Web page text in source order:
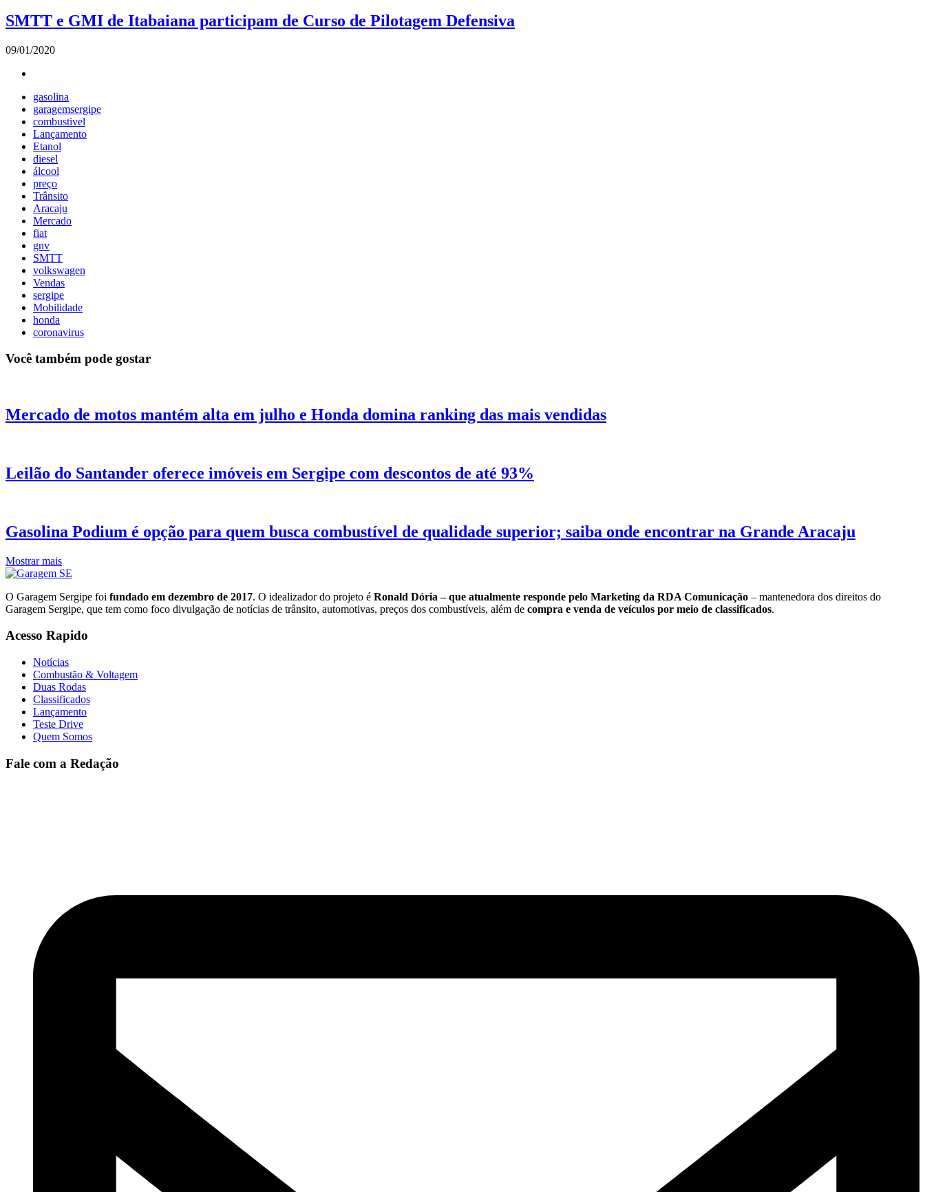
SMTT e GMI de Itabaiana participam de Curso de Pilotagem Defensiva
09/01/2020
gasolina
garagemsergipe
combustivel
Lançamento
Etanol
diesel
álcool
preço
Trânsito
Aracaju
Mercado
fiat
gnv
SMTT
volkswagen
Vendas
sergipe
Mobilidade
honda
coronavirus
Você também pode gostar
Mercado de motos mantém alta em julho e Honda domina ranking das mais vendidas
Leilão do Santander oferece imóveis em Sergipe com descontos de até 93%
Gasolina Podium é opção para quem busca combustível de qualidade superior; saiba onde encontrar na Grande Aracaju
Mostrar mais
O Garagem Sergipe foi fundado em dezembro de 2017. O idealizador do projeto é Ronald Dória – que atualmente responde pelo Marketing da RDA Comunicação – mantenedora dos direitos do
Garagem Sergipe, que tem como foco divulgação de notícias de trânsito, automotivas, preços dos combustíveis, além de compra e venda de veículos por meio de classificados.
Acesso Rapido
Notícias
Combustão & Voltagem
Duas Rodas
Classificados
Lançamento
Teste Drive
Quem Somos
Fale com a Redação